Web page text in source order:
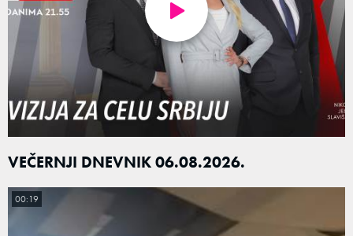
VEČERNJI DNEVNIK 06.08.2026.
00:19